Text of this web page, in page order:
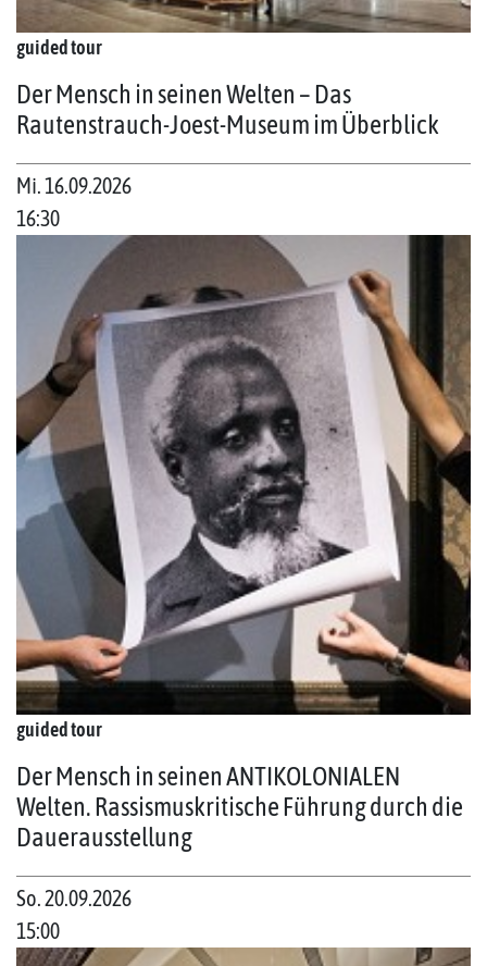
guided tour
Der Mensch in seinen Welten – Das
Rautenstrauch-Joest-Museum im Überblick
Mi. 16.09.2026
16:30
guided tour
Der Mensch in seinen ANTIKOLONIALEN
Welten. Rassismuskritische Führung durch die
Dauerausstellung
So. 20.09.2026
15:00